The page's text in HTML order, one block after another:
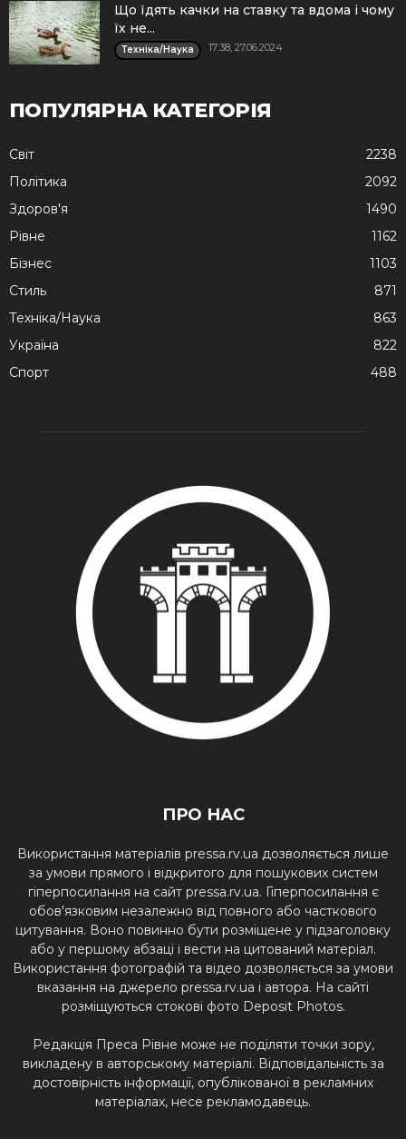
Що їдять качки на ставку та вдома і чому
їх не...
Техніка/Наука 17:38, 27.06.2024
ПОПУЛЯРНА КАТЕГОРІЯ
Cвіт
2238
Політика
2092
Здоров'я
1490
Рівне
1162
Бізнес
1103
Стиль
871
Техніка/Наука
863
Україна
822
Спорт
488
ПРО НАС
Використання матеріалів pressa.rv.ua дозволяється лише
за умови прямого і відкритого для пошукових систем
гіперпосилання на сайт pressa.rv.ua. Гіперпосилання є
обов'язковим незалежно від повного або часткового
цитування. Воно повинно бути розміщене у підзаголовку
або у першому абзаці і вести на цитований матеріал.
Використання фотографій та відео дозволяється за умови
вказання на джерело pressa.rv.ua і автора. На сайті
розміщуються стокові фото Deposit Photos.
Редакція Преса Рівне може не поділяти точки зору,
викладену в авторському матеріалі. Відповідальність за
достовірність інформації, опублікованої в рекламних
матеріалах, несе рекламодавець.